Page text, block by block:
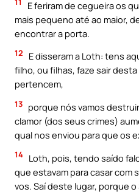
E feriram de cegueira os
mais pequeno até ao maior,
encontrar a porta.
12
E disseram a Loth: tens
filho, ou filhas, faze sair
pertencem,
13 porque nós vamos
clamor (dos seus crimes)
qual nos enviou para que os
14 Loth, pois, tendo saído
que estavam para casar com
vos. Saí deste lugar, porque